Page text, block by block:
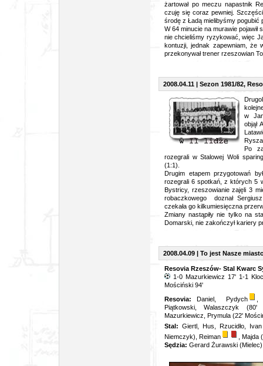
żartował po meczu napastnik
czuję się coraz pewniej.
środę z Ładą mielibyśmy pogubić
W 64 minucie na murawie pojawił
nie chcieliśmy ryzykować, więc
kontuzji, jednak zapewniam, że
przekonywał trener rzeszowian
2008.04.11 | Sezon 1981/82,
w
objął
Po
rozegrali w Stalowej Woli
(1:1).
Drugim etapem przygotowań
rozegrali 6 spotkań, z których 5
Bystricy, rzeszowianie zajęli 3
robaczkowego doznał
czekała go kilkumiesięczna
Zmiany nastąpiły nie tylko na
Domarski, nie zakończył kariery
2008.04.09 | To jest Nasze
Resovia Rzeszów- Stal Kwarc
1-0 Mazurkiewicz 17' 1-1
Mościński 94'
Resovia: Daniel, Pydych
Piątkowski, Walaszczyk
Mazurkiewicz, Prymula (22'
Stal: Giertl, Hus, Rzucidło, Ivan
Niemczyk), Reiman
, Majda
Sędzia: Gerard Żurawski